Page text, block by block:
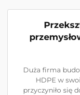
Duża firma
HDPE w
przyczyniło się